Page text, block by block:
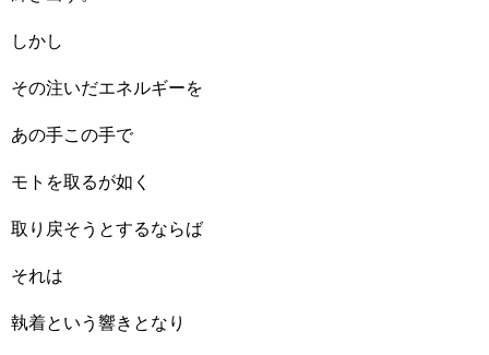
しかし
その注いだエネルギーを
あの手この手で
モトを取るが如く
取り戻そうとするならば
それは
執着という響きとなり